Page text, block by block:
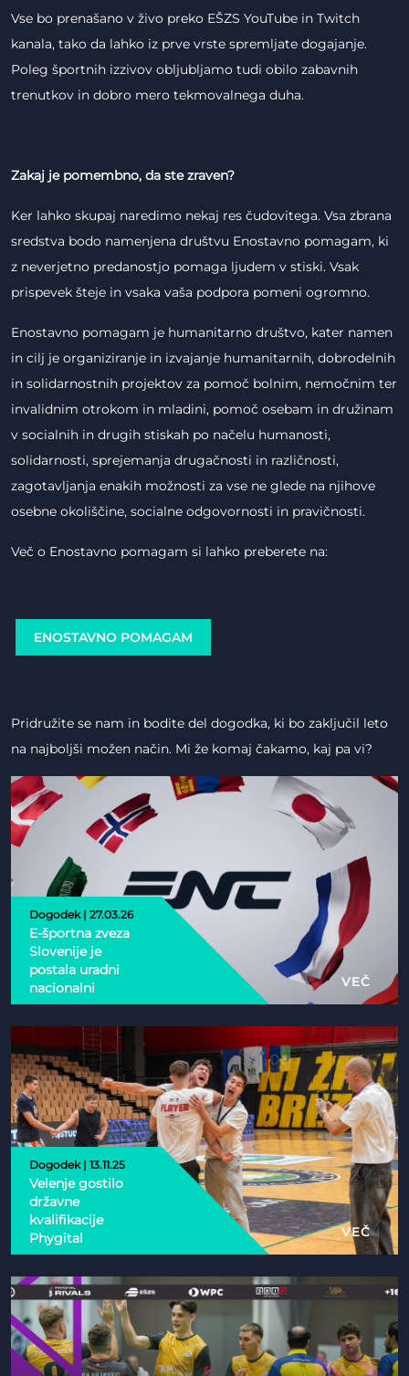
Vse bo prenašano v živo preko EŠZS YouTube in Twitch
kanala, tako da lahko iz prve vrste spremljate dogajanje.
Poleg športnih izzivov obljubljamo tudi obilo zabavnih
trenutkov in dobro mero tekmovalnega duha.
Zakaj je pomembno, da ste zraven?
Ker lahko skupaj naredimo nekaj res čudovitega. Vsa zbrana
sredstva bodo namenjena društvu Enostavno pomagam, ki
z neverjetno predanostjo pomaga ljudem v stiski. Vsak
prispevek šteje in vsaka vaša podpora pomeni ogromno.
Enostavno pomagam je humanitarno društvo, kater namen
in cilj je organiziranje in izvajanje humanitarnih, dobrodelnih
in solidarnostnih projektov za pomoč bolnim, nemočnim ter
invalidnim otrokom in mladini, pomoč osebam in družinam
v socialnih in drugih stiskah po načelu humanosti,
solidarnosti, sprejemanja drugačnosti in različnosti,
zagotavljanja enakih možnosti za vse ne glede na njihove
osebne okoliščine, socialne odgovornosti in pravičnosti.
Več o Enostavno pomagam si lahko preberete na:
ENOSTAVNO POMAGAM
Pridružite se nam in bodite del dogodka, ki bo zaključil leto
na najboljši možen način. Mi že komaj čakamo, kaj pa vi?
Dogodek | 27.03.26
E-športna zveza
Slovenije je
postala uradni
nacionalni
partner Esports
Nations Cup 2026
VEČ
Dogodek | 13.11.25
Velenje gostilo
državne
kvalifikacije
Phygital
VEČ